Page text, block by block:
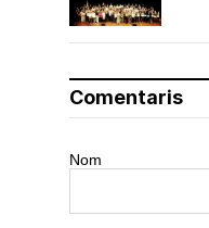
Comentaris
Nom